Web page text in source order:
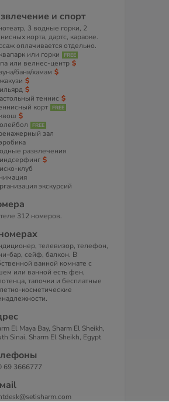
и спорт
3 водные горки, 2
корта, дартс, караоке.
оплачивается отдельно.
или горки
или велнес-центр
баня/хамам
теннис
корт
зал
развлечения
клуб
экскурсий
312 номеров.
телевизор, телефон,
бар, сейф, балкон. В
ванной комнате с
или ванной есть фен,
тапочки и бесплатные
косметические
El Maya Bay, Sharm El Sheikh,
Sinai, Sharm El Sheikh, Egypt
69 3666777